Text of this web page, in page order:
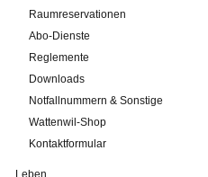
Raumreservationen
Abo-Dienste
Reglemente
Downloads
Notfallnummern & Sonstige
Wattenwil-Shop
Kontaktformular
Leben